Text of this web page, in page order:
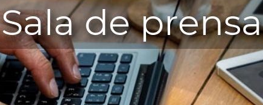
Sala de prensa